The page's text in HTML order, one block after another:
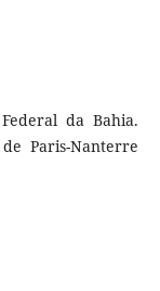
da Bahia.
Paris-Nanterre